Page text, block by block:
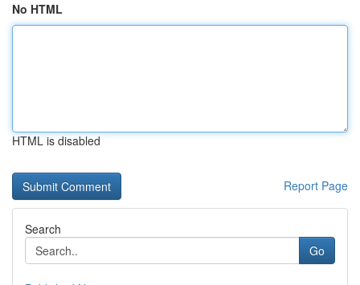
No HTML
HTML is disabled
Report Page
Search
Go